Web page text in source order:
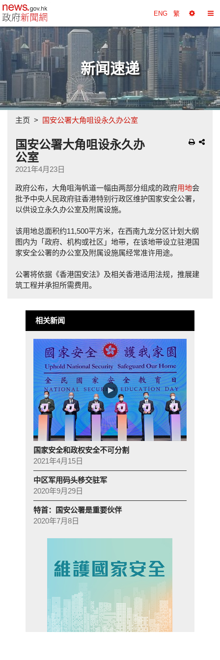
政府新闻网主页 ENG 繁
择
工
具
换
录
新闻速递
主页 国安公署大角咀设永久办公室
国安公署大角咀设永久办
公室
2021年4月23日
政府公布，大角咀海帆道一幅由两部分组成的政府用地会
批予中央人民政府驻香港特别行政区维护国家安全公署，
以供设立永久办公室及附属设施。
该用地总面积约11,500平方米，在西南九龙分区计划大纲
图内为「政府、机构或社区」地带，在该地带设立驻港国
家安全公署的办公室及附属设施属经常准许用途。
公署将依据《香港国安法》及相关香港适用法规，推展建
筑工程并承担所需费用。
相关新闻
国家安全和政权安全不可分割
2021年4月15日
中区军用码头移交驻军
2020年9月29日
特首：国安公署是重要伙伴
2020年7月8日